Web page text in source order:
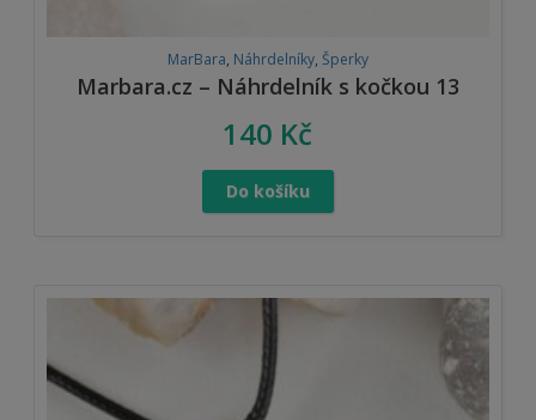
MarBara, Náhrdelníky, Šperky
Marbara.cz – Náhrdelník s kočkou 13
140 Kč
Do košíku